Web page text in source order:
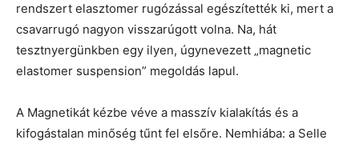
rendszert elasztomer rugózással egészítették ki, mert a
csavarrugó nagyon visszarúgott volna. Na, hát
tesztnyergünkben egy ilyen, úgynevezett „magnetic
elastomer suspension” megoldás lapul.
A Magnetikát kézbe véve a masszív kialakítás és a
kifogástalan minőség tűnt fel elsőre. Nemhiába: a Selle